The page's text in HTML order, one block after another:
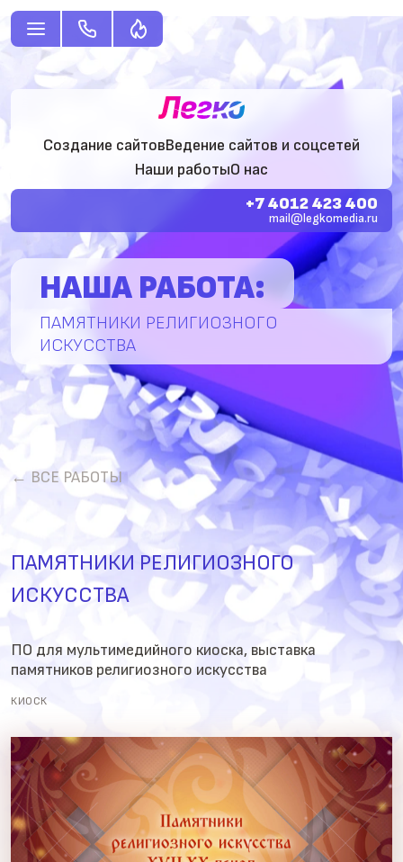
Создание сайтовВедение сайтов и соцсетей
Наши работыО нас
+7 4012 423 400
mail@legkomedia.ru
НАША РАБОТА:
ПАМЯТНИКИ РЕЛИГИОЗНОГО
ИСКУССТВА
← ВСЕ РАБОТЫ
ПАМЯТНИКИ РЕЛИГИОЗНОГО
ИСКУССТВА
ПО для мультимедийного киоска, выставка
памятников религиозного искусства
КИОСК